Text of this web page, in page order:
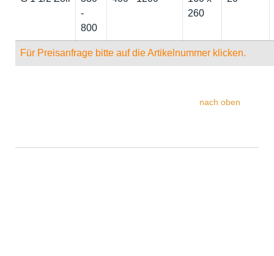
-
800
260
Für Preisanfrage bitte auf die Artikelnummer klicken.
nach oben